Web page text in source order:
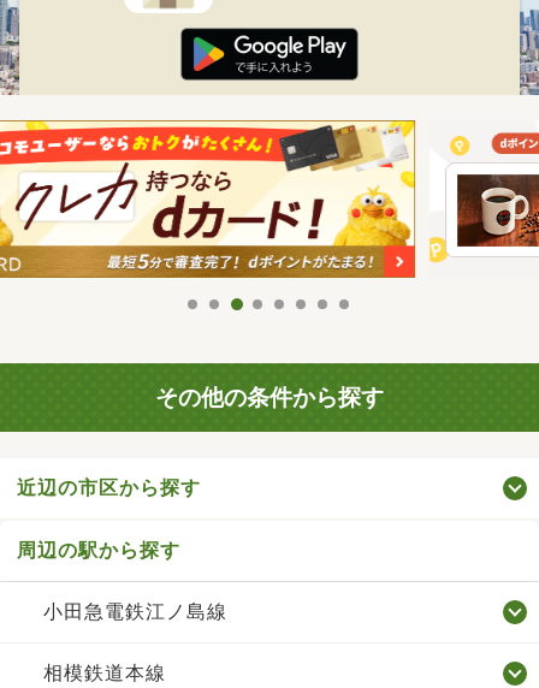
その他の条件から探す
近辺の市区から探す
周辺の駅から探す
小田急電鉄江ノ島線
相模鉄道本線